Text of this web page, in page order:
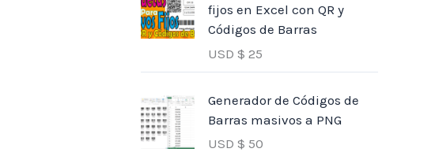
fijos en Excel con QR y
Códigos de Barras
USD $ 25
Generador de Códigos de
Barras masivos a PNG
USD $ 50